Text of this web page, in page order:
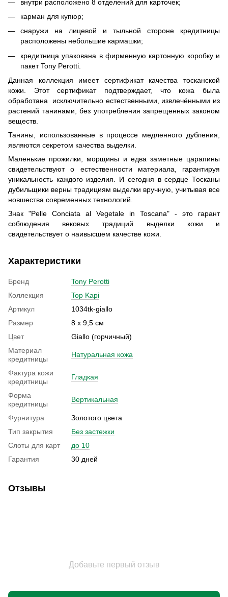
внутри расположено 8 отделений для карточек;
карман для купюр;
снаружи на лицевой и тыльной стороне кредитницы
расположены небольшие кармашки;
кредитница упакована в фирменную картонную коробку и
пакет Tony Perotti.
Данная коллекция имеет сертификат качества тосканской
кожи. Этот сертификат подтверждает, что кожа была
обработана исключительно естественными, извлечёнными из
растений танинами, без употребления запрещенных законом
веществ.
Танины, использованные в процессе медленного дубления,
являются секретом качества выделки.
Маленькие прожилки, морщины и едва заметные царапины
свидетельствуют о естественности материала, гарантируя
уникальность каждого изделия. И сегодня в сердце Тосканы
дубильщики верны традициям выделки вручную, учитывая все
новшества современных технологий.
Знак "Pelle Conciata al Vegetale in Toscana" - это гарант
соблюдения вековых традиций выделки кожи и
свидетельствует о наивысшем качестве кожи.
Характеристики
Бренд
Tony Perotti
Коллекция
Top Kapi
Артикул
1034tk-giallo
Размер
8 х 9,5 см
Цвет
Giallo (горчичный)
Материал
кредитницы
Натуральная кожа
Фактура кожи
кредитницы
Гладкая
Форма
кредитницы
Вертикальная
Фурнитура
Золотого цвета
Тип закрытия
Без застежки
Слоты для карт
до 10
Гарантия
30 дней
Отзывы
Добавьте первый отзыв